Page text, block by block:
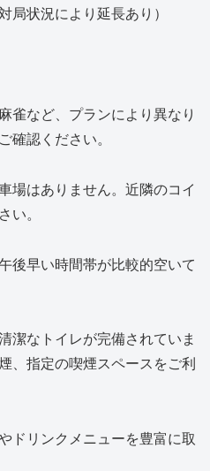
局状況により延長あり）
雀など、プランにより異なり
確認ください。
場はありません。近隣のコイ
い。
後早い時間帯が比較的空いて
潔なトイレが完備されていま
、指定の喫煙スペースをご利
ドリンクメニューを豊富に取